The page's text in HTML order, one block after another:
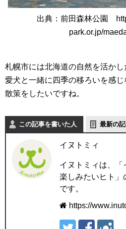
出典：前田森林公園
park.or.jp/
札幌市には北海道の自然を活かし
愛犬と一緒に四季の移ろいを感
散策をしたいですね。
この記事を書いた人 最新の
イヌトミィ
イヌトミィは、「
楽しみたいヒト」
です。
https://